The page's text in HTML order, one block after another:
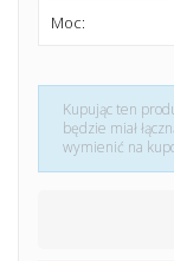
Kupując ten
będzie miał
wymienić na